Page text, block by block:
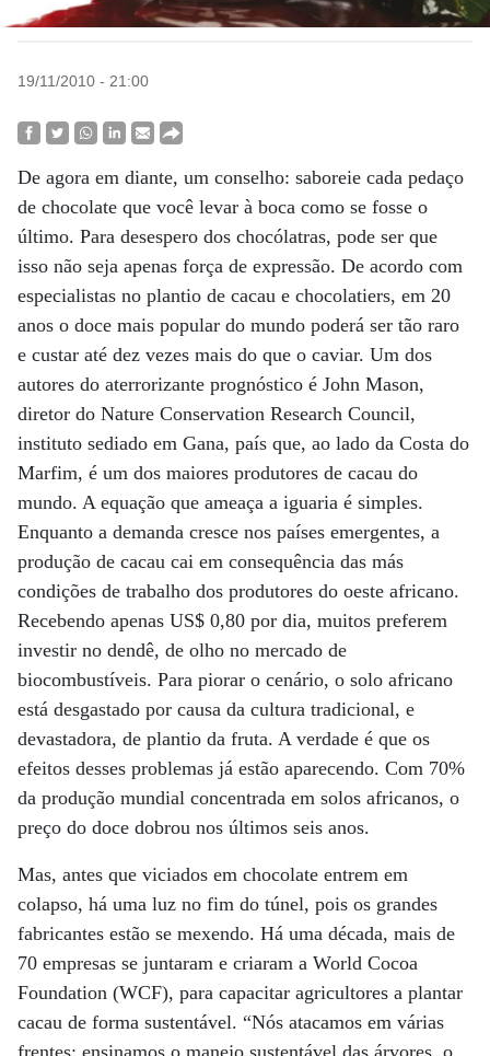
19/11/2010 - 21:00
De agora em diante, um conselho: saboreie cada pedaço
de chocolate que você levar à boca como se fosse o
último. Para desespero dos chocólatras, pode ser que
isso não seja apenas força de expressão. De acordo com
especialistas no plantio de cacau e chocolatiers, em 20
anos o doce mais popular do mundo poderá ser tão raro
e custar até dez vezes mais do que o caviar. Um dos
autores do aterrorizante prognóstico é John Mason,
diretor do Nature Conservation Research Council,
instituto sediado em Gana, país que, ao lado da Costa do
Marfim, é um dos maiores produtores de cacau do
mundo. A equação que ameaça a iguaria é simples.
Enquanto a demanda cresce nos países emergentes, a
produção de cacau cai em consequência das más
condições de trabalho dos produtores do oeste africano.
Recebendo apenas US$ 0,80 por dia, muitos preferem
investir no dendê, de olho no mercado de
biocombustíveis. Para piorar o cenário, o solo africano
está desgastado por causa da cultura tradicional, e
devastadora, de plantio da fruta. A verdade é que os
efeitos desses problemas já estão aparecendo. Com 70%
da produção mundial concentrada em solos africanos, o
preço do doce dobrou nos últimos seis anos.
Mas, antes que viciados em chocolate entrem em
colapso, há uma luz no fim do túnel, pois os grandes
fabricantes estão se mexendo. Há uma década, mais de
70 empresas se juntaram e criaram a World Cocoa
Foundation (WCF), para capacitar agricultores a plantar
cacau de forma sustentável. “Nós atacamos em várias
frentes: ensinamos o manejo sustentável das árvores, o